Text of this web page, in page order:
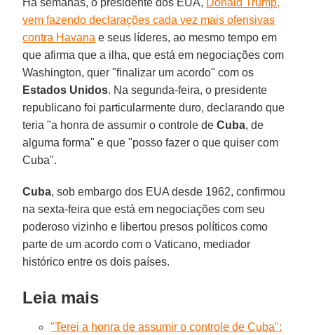
vem fazendo declarações cada vez mais ofensivas
contra Havana e seus líderes, ao mesmo tempo em
que afirma que a ilha, que está em negociações com
Washington, quer "finalizar um acordo" com os
Estados Unidos. Na segunda-feira, o presidente
republicano foi particularmente duro, declarando que
teria "a honra de assumir o controle deCuba, de
alguma forma" e que "posso fazer o que quiser com
Cuba".
Cuba, sob embargo dos EUA desde 1962, confirmou
na sexta-feira que está em negociações com seu
poderoso vizinho e libertou presos políticos como
parte de um acordo com o Vaticano, mediador
histórico entre os dois países.
Leia mais
"Terei a honra de assumir o controle de Cuba":